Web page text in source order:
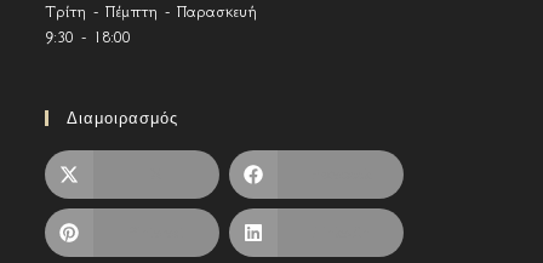
Τρίτη - Πέμπτη - Παρασκευή
9:30 - 18:00
Διαμοιρασμός